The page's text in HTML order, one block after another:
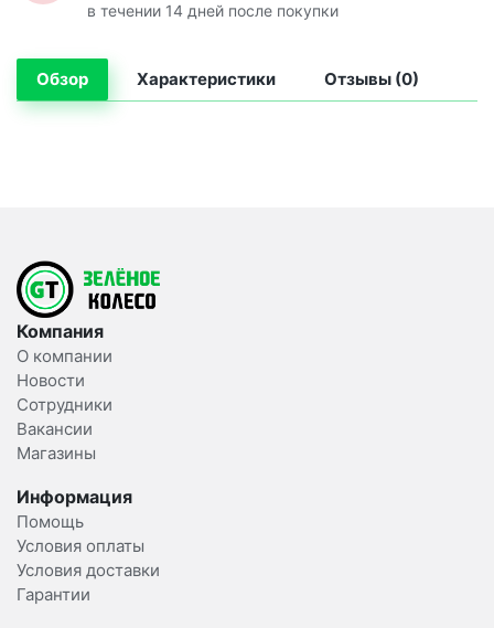
в течении 14 дней после покупки
Обзор Характеристики Отзывы (0)
Компания
О компании
Новости
Сотрудники
Вакансии
Магазины
Информация
Помощь
Условия оплаты
Условия доставки
Гарантии